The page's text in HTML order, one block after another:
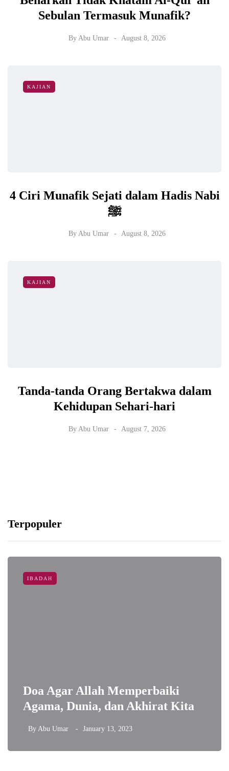
Sebulan Termasuk Munafik?
By Abu Umar August 8, 2026
KAJIAN
4 Ciri Munafik Sejati dalam Hadis Nabi
ﷺ
By Abu Umar August 8, 2026
KAJIAN
Tanda-tanda Orang Bertakwa dalam
Kehidupan Sehari-hari
By Abu Umar August 7, 2026
Terpopuler
IBADAH
Doa Agar Allah Memperbaiki
Agama, Dunia, dan Akhirat Kita
By Abu Umar January 13, 2023